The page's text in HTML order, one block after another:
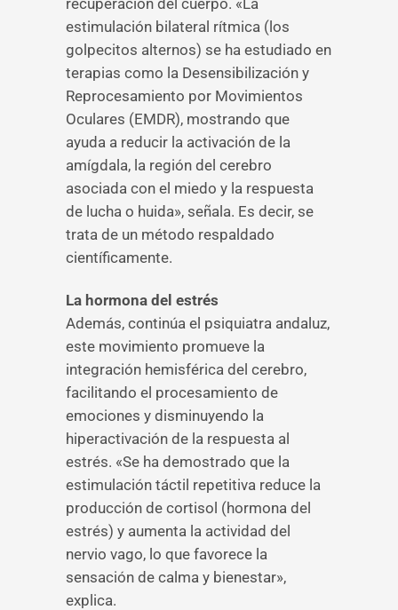
recuperación del cuerpo. «La
estimulación bilateral rítmica (los
golpecitos alternos) se ha estudiado en
terapias como la Desensibilización y
Reprocesamiento por Movimientos
Oculares (EMDR), mostrando que
ayuda a reducir la activación de la
amígdala, la región del cerebro
asociada con el miedo y la respuesta
de lucha o huida», señala. Es decir, se
trata de un método respaldado
científicamente.
La hormona del estrés
Además, continúa el psiquiatra andaluz,
este movimiento promueve la
integración hemisférica del cerebro,
facilitando el procesamiento de
emociones y disminuyendo la
hiperactivación de la respuesta al
estrés. «Se ha demostrado que la
estimulación táctil repetitiva reduce la
producción de cortisol (hormona del
estrés) y aumenta la actividad del
nervio vago, lo que favorece la
sensación de calma y bienestar»,
explica.